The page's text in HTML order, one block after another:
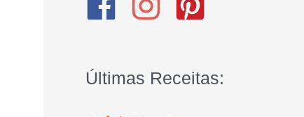
rÚltimas Receitas: